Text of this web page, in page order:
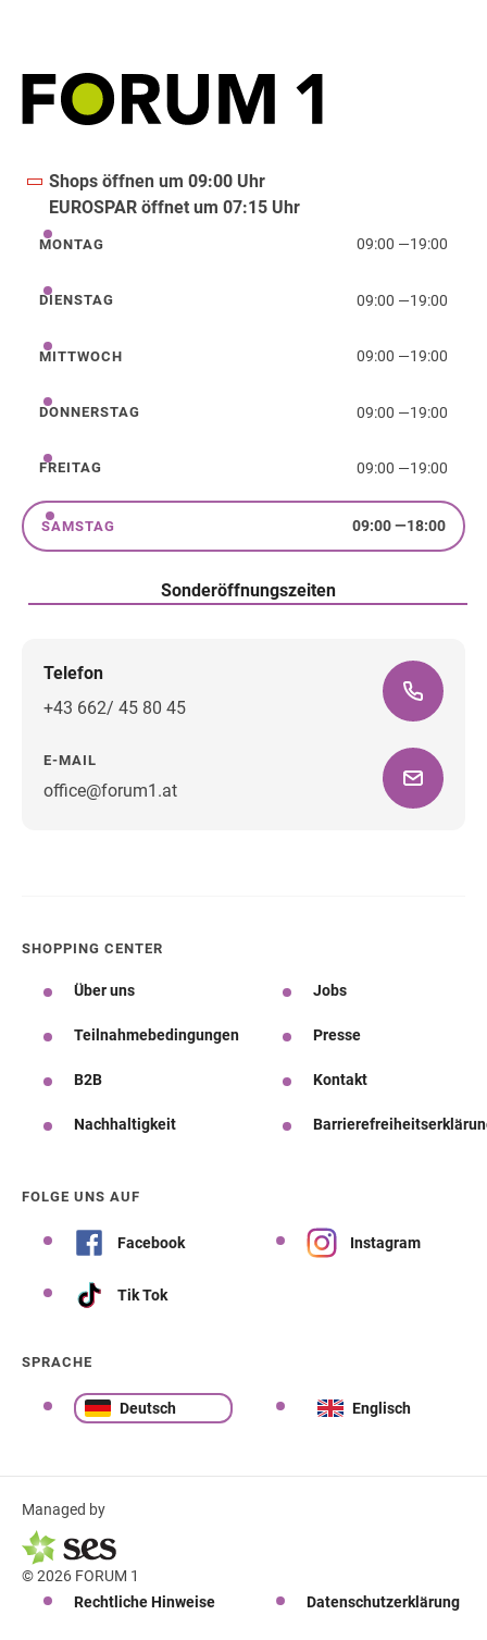
Shops öffnen um 09:00 Uhr
EUROSPAR öffnet um 07:15 Uhr
Montag
MONTAG 09:00 —19:00
Dienstag
DIENSTAG 09:00 —19:00
Mittwoch
MITTWOCH 09:00 —19:00
Donnerstag
DONNERSTAG 09:00 —19:00
Freitag
FREITAG 09:00 —19:00
Samstag
SAMSTAG 09:00—18:00
Sonderöffnungszeiten
Telefon
+43 662/ 45 80 45
E-MAIL
office@forum1.at
SHOPPING CENTER
Über uns Jobs
Teilnahmebedingungen Presse
B2B Kontakt
Nachhaltigkeit
FOLGE UNS AUF
Facebook Instagram
Tik Tok
SPRACHE
Deutsch Englisch
Managed by
© 2026 FORUM 1
Rechtliche Hinweise
Datenschutzerklärung